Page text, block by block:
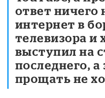
ответ ничего
интернет в
телевизора и
выступил на
последнего, а
прощать не